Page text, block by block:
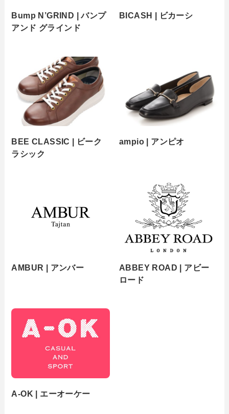
Bump N’GRIND | バンプ
アンド グラインド
BICASH | ビカーシ
BEE CLASSIC | ビーク
ラシック
ampio | アンピオ
AMBUR | アンバー
ABBEY ROAD | アビー
ロード
A-OK | エーオーケー